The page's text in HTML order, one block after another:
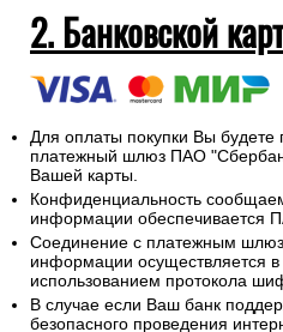
2. Банковской
Для оплаты покупки Вы
платежный шлюз ПАО
Вашей карты.
Конфиденциальность
информации обеспечивается
Соединение с платежным
информации осуществляется
использованием протокола
В случае если Ваш банк
безопасного проведения